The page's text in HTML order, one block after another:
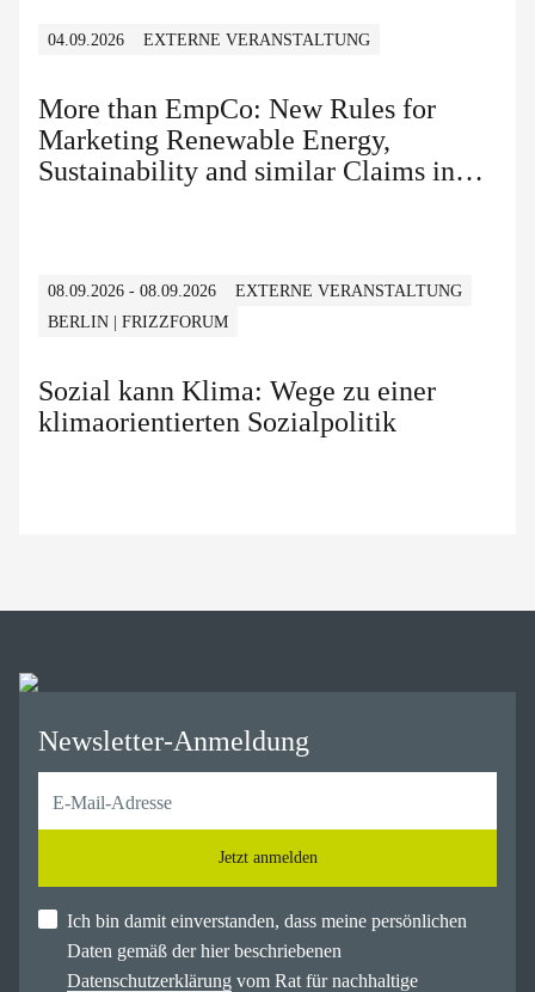
04.09.2026 EXTERNE VERANSTALTUNG
More than EmpCo: New Rules for
Marketing Renewable Energy,
Sustainability and similar Claims in
08.09.2026 - 08.09.2026
EXTERNE VERANSTALTUNG
BERLIN | FRIZZFORUM
Sozial kann Klima: Wege zu einer
klimaorientierten Sozialpolitik
Newsletter-Anmeldung
Jetzt anmelden
Ich bin damit einverstanden, dass meine persönlichen
Daten gemäß der hier beschriebenen
Datenschutzerklärung vom Rat für nachhaltige